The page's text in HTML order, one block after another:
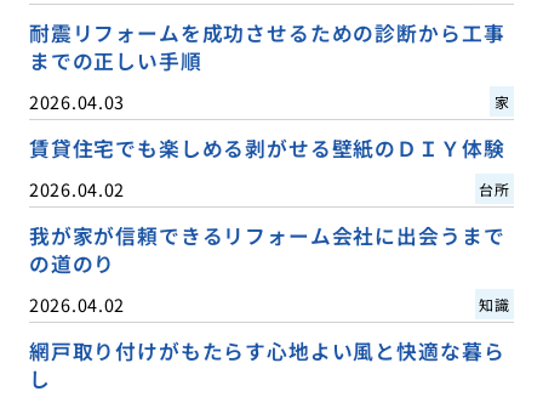
耐震リフォームを成功させるための診断から工事
までの正しい手順
2026.04.03 家
賃貸住宅でも楽しめる剥がせる壁紙のＤＩＹ体験
2026.04.02 台所
我が家が信頼できるリフォーム会社に出会うまで
の道のり
2026.04.02 知識
網戸取り付けがもたらす心地よい風と快適な暮ら
し